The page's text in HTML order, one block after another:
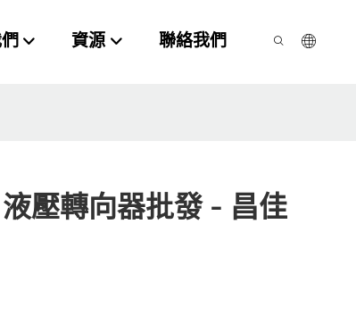
資源 聯絡我們
壓轉向器批發 - 昌佳